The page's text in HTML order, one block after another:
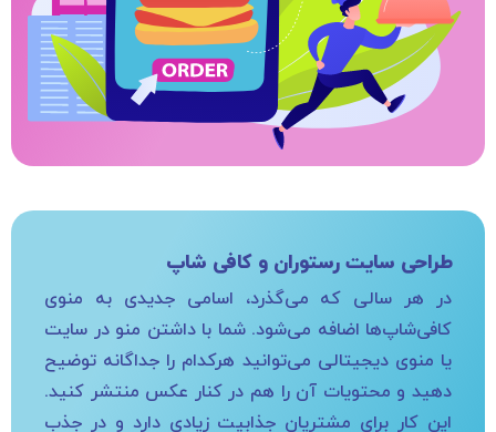
طراحی سایت رستوران و کافی شاپ
در هر سالی که می‌گذرد، اسامی جدیدی به منوی
کافی‌شاپ‌ها اضافه می‌شود. شما با داشتن منو در سایت
یا منوی دیجیتالی می‌توانید هرکدام را جداگانه توضیح
دهید و محتویات آن را هم در کنار عکس منتشر کنید.
این کار برای مشتریان جذابیت زیادی دارد و در جذب